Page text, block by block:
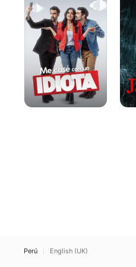
con
un
idiota
Perú English (UK)